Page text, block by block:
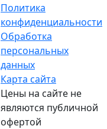
Политика
конфиденциальности
Обработка
персональных
данных
Карта сайта
Цены на сайте не
являются публичной
офертой